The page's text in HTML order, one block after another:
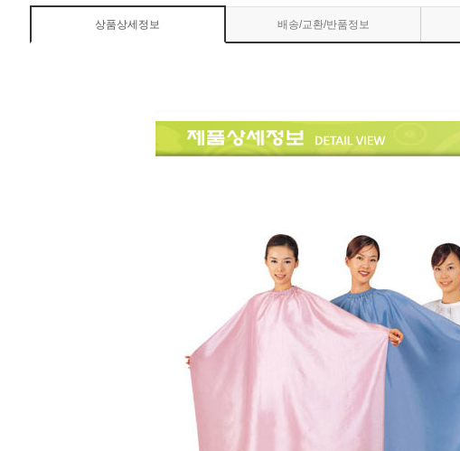
상품상세정보 배송/교환/반품정보